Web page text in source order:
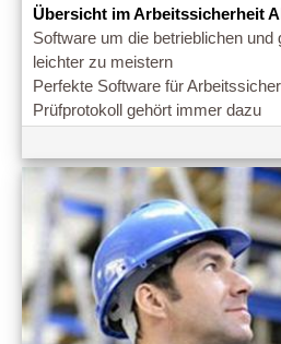
Übersicht im Arbeitssicherheit
Software um die betrieblichen und
leichter zu meistern
Perfekte Software für
Prüfprotokoll gehört immer dazu